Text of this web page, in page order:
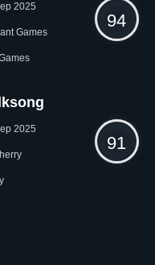
2025
Games
94
2025
91